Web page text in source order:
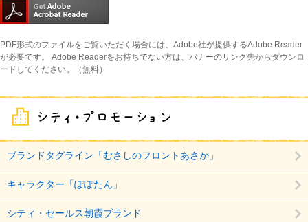
ブランドタグライン「むさしのフロントあさか」
キャラクター「ぽぽたん」
シティ・セールス朝霞ブランド
PDF形式のファイルをご覧いただく場合には、Adobe社が提供するAdobe Reader
が必要です。
Adobe Readerをお持ちでない方は、バナーのリンク先からダウンロ
ードしてください。（無料）